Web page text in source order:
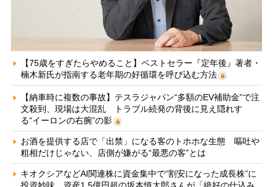
【75歳をすぎたらやめること】ベストセラー『定年後』著者・
楠木新氏が指南する老年期の好循環を呼び込む方法
【納車時に複数の事故】テスラジャパン“多額のEV補助金”で注
文殺到、現場は大混乱 トラブル続発の背後に見え隠れす
る“イーロンの右腕”の影
お酒を提供する店で「出禁」になる客のトホホな生態 嘔吐や
粗相だけじゃない、店側が嫌がる“最悪の客”とは
キオクシアなどAI関連株に資金集中で“割安になった成長株”に